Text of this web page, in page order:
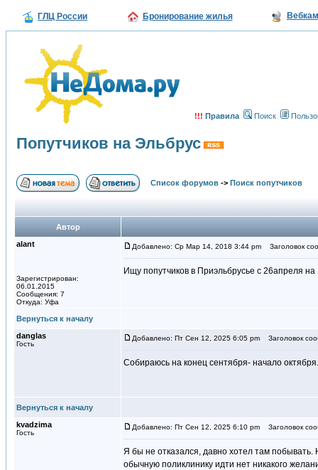
ГЛЦ России Бронирование жилья
!!! Правила Поиск
Попутчиков на Эльбрус
Список форумов -> Поиск попутчиков
Автор
alant
Зарегистрирован:
06.01.2015
Сообщения: 7
Откуда: Уфа
Добавлено: Ср Мар 14, 2018 3:44 pm Заголовок
Ищу попутчиков в Приэльбрусье с 26апреля
Вернуться к началу
danglas
Гость
Добавлено: Пт Сен 12, 2025 6:05 pm Заголовок
Собираюсь на конец сентября- начало
Вернуться к началу
kvadzima
Гость
Добавлено: Пт Сен 12, 2025 6:10 pm Заголовок
Я бы не отказался, давно хотел там побывать.
обычную поликлинику идти нет никакого